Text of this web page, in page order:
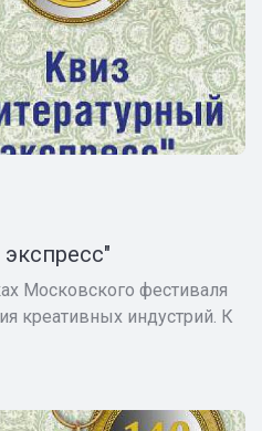
Московского фестиваля
креативных индустрий. К